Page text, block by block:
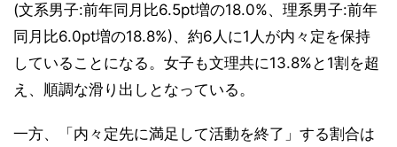
(文系男子:前年同月比6.5pt増の18.0%、理系男子:前年
同月比6.0pt増の18.8%)、約6人に1人が内々定を保持
していることになる。女子も文理共に13.8%と1割を超
え、順調な滑り出しとなっている。
一方、「内々定先に満足して活動を終了」する割合は